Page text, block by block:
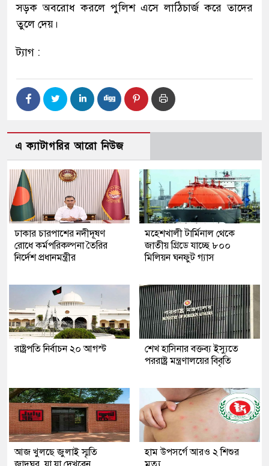
সড়ক অবরোধ করলে পুলিশ এসে লাঠিচার্জ করে তাদের
তুলে দেয়।
ট্যাগ :
এ ক্যাটাগরির আরো নিউজ
ঢাকার চারপাশের নদীদূষণ
রোধে কর্মপরিকল্পনা তৈরির
নির্দেশ প্রধানমন্ত্রীর
মহেশখালী টার্মিনাল থেকে
জাতীয় গ্রিডে যাচ্ছে ৮০০
মিলিয়ন ঘনফুট গ্যাস
রাষ্ট্রপতি নির্বাচন ২০ আগস্ট
শেখ হাসিনার বক্তব্য ইস্যুতে
পররাষ্ট্র মন্ত্রণালয়ের বিবৃতি
আজ খুলছে জুলাই স্মৃতি
হাম উপসর্গে আরও ২ শিশুর